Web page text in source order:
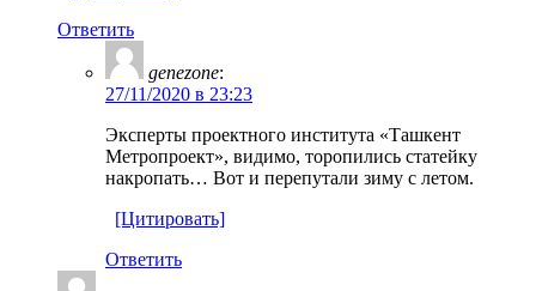
Ответить
genezone:
27/11/2020 в 23:23
Эксперты проектного института «Ташкент
Метропроект», видимо, торопились статейку
накропать… Вот и перепутали зиму с летом.
[Цитировать]
Ответить